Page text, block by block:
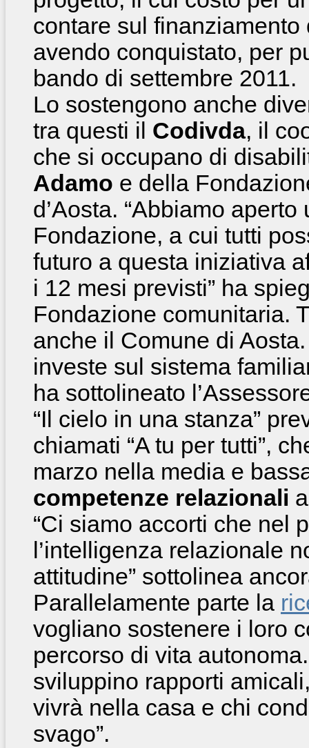
contare sul
avendo conquistato, per
bando di settembre 2011.
Lo sostengono anche
tra questi il Codivda, il
che si occupano di
Adamo e della
d’Aosta. “Abbiamo
Fondazione, a cui tutti
futuro a questa iniziativa
i 12 mesi previsti” ha
Fondazione comunitaria.
anche il Comune di
investe sul sistema
ha sottolineato
“Il cielo in una stanza”
chiamati “A tu per tutti”,
marzo nella media e
competenze relazionali
“Ci siamo accorti che nel
l’intelligenza relazionale
attitudine” sottolinea
Parallelamente parte la
vogliano sostenere i loro
percorso di vita
sviluppino rapporti
vivrà nella casa e chi
svago”.